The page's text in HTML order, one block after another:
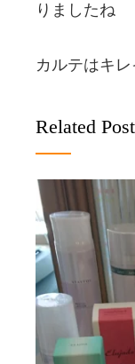
りましたね
カルテはキ
Related